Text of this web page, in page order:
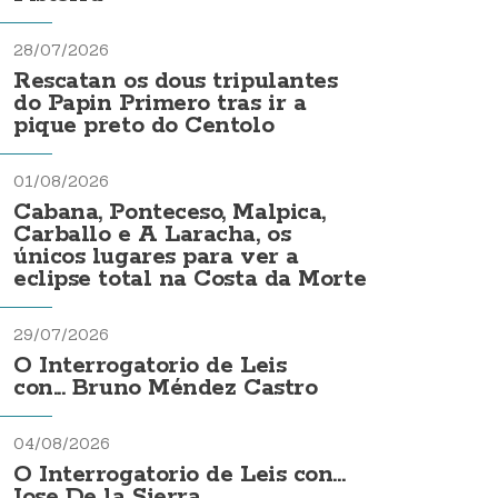
28/07/2026
Rescatan os dous tripulantes
do Papin Primero tras ir a
pique preto do Centolo
01/08/2026
Cabana, Ponteceso, Malpica,
Carballo e A Laracha, os
únicos lugares para ver a
eclipse total na Costa da Morte
29/07/2026
O Interrogatorio de Leis
con... Bruno Méndez Castro
04/08/2026
O Interrogatorio de Leis con...